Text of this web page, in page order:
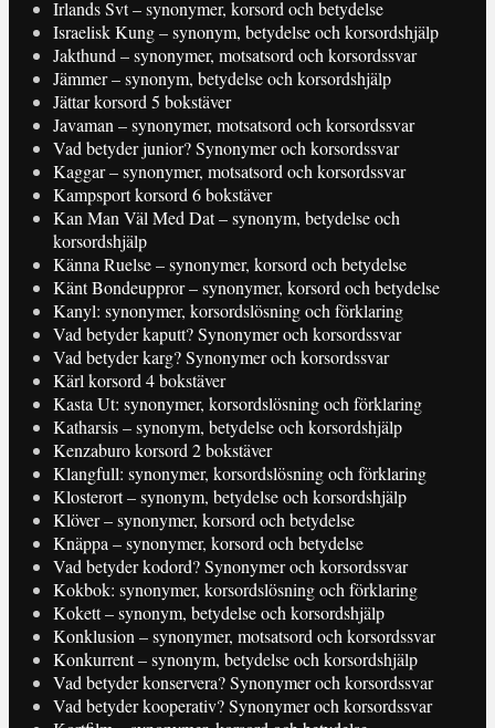
Irlands Svt – synonymer, korsord och betydelse
Israelisk Kung – synonym, betydelse och korsordshjälp
Jakthund – synonymer, motsatsord och korsordssvar
Jämmer – synonym, betydelse och korsordshjälp
Jättar korsord 5 bokstäver
Javaman – synonymer, motsatsord och korsordssvar
Vad betyder junior? Synonymer och korsordssvar
Kaggar – synonymer, motsatsord och korsordssvar
Kampsport korsord 6 bokstäver
Kan Man Väl Med Dat – synonym, betydelse och
korsordshjälp
Känna Ruelse – synonymer, korsord och betydelse
Känt Bondeuppror – synonymer, korsord och betydelse
Kanyl: synonymer, korsordslösning och förklaring
Vad betyder kaputt? Synonymer och korsordssvar
Vad betyder karg? Synonymer och korsordssvar
Kärl korsord 4 bokstäver
Kasta Ut: synonymer, korsordslösning och förklaring
Katharsis – synonym, betydelse och korsordshjälp
Kenzaburo korsord 2 bokstäver
Klangfull: synonymer, korsordslösning och förklaring
Klosterort – synonym, betydelse och korsordshjälp
Klöver – synonymer, korsord och betydelse
Knäppa – synonymer, korsord och betydelse
Vad betyder kodord? Synonymer och korsordssvar
Kokbok: synonymer, korsordslösning och förklaring
Kokett – synonym, betydelse och korsordshjälp
Konklusion – synonymer, motsatsord och korsordssvar
Konkurrent – synonym, betydelse och korsordshjälp
Vad betyder konservera? Synonymer och korsordssvar
Vad betyder kooperativ? Synonymer och korsordssvar